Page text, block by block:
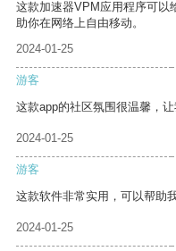
这款加速器VPM应用程序可以
助你在网络上自由移动。
2024-01-25
游客
这款app的社区氛围很温馨，让
2024-01-25
游客
这款软件非常实用，可以帮助
2024-01-25